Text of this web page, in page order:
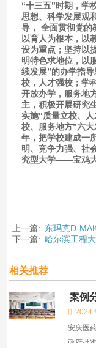
“十三五”时期，学
思想、科学发展观
导， 全面贯彻党的
以育人为根本，以
设为重点；坚持以
明特色求地位，以
续发展”的办学指
校，人才强校；学
开放办学，服务地
主，积极开展研究
实施“质量立校、
校、服务地方”六
年，把学校建成一
明、竞争力强、社
究型大学——宝鸡大
上一篇: 东玛克D-
下一篇: 哈尔滨工程
相关推荐
案例
声建
2024
安庆医
政府批